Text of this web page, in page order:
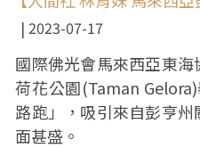
2023-07-17
國際佛光會馬來西亞東
荷花公園(Taman
路跑」，吸引來自彭亨
面甚盛。